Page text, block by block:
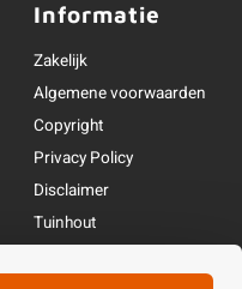
Informatie
Zakelijk
Algemene voorwaarden
Copyright
Privacy Policy
Disclaimer
Tuinhout